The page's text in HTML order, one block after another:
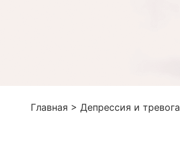
Главная > Депрессия и тревога